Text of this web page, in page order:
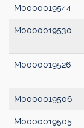
M0000019544
M0000019530
M0000019526
M0000019506
M0000019505